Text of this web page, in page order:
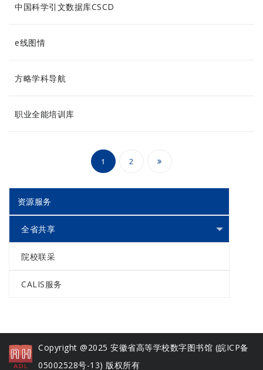
中国科学引文数据库CSCD
e线图情
方略学科导航
职业全能培训库
文
章
1 2
资源服务
全省共享
院校联采
CALIS服务
Copyright @2025 安徽省高等学校数字图书馆 (皖ICP备
05002528号-13) 版权所有